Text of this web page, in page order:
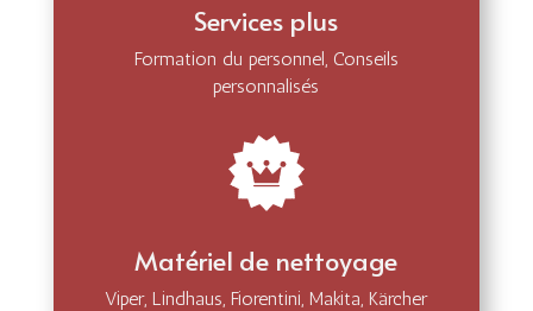
Services plus
Formation du personnel, Conseils
personnalisés
Matériel de nettoyage
Viper, Lindhaus, Fiorentini, Makita, Kärcher